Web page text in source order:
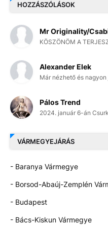
HOZZÁSZÓLÁSOK
Mr Originality/
KÖSZÖNÖM A
Alexander Elek
Már nézhető és nagyon
Pálos Trend
2024. január 6-án
VÁRMEGYEJÁRÁS
- Baranya Vármegye
- Borsod-Abaúj-Zemplén
- Budapest
- Bács-Kiskun Vármegye